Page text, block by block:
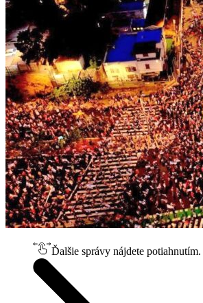
Ďalšie správy nájdete potiahnutím.